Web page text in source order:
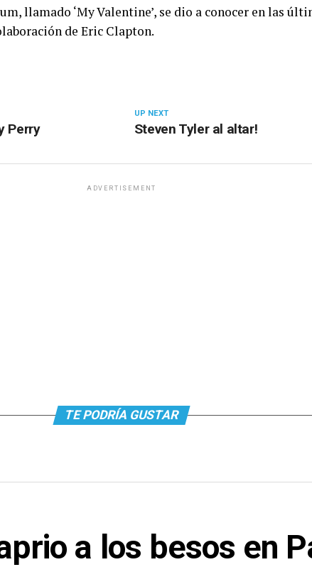
llamado ‘My Valentine’, se dio a conocer en las
de Eric Clapton.
UP NEXT
Steven Tyler al altar!
Perry
ADVERTISEMENT
TE PODRÍA GUSTAR
a los besos en